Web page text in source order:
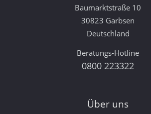
Baumarktstraße 10
30823 Garbsen
Deutschland
Beratungs-Hotline
0800 223322
Über uns